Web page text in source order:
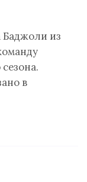
из
в